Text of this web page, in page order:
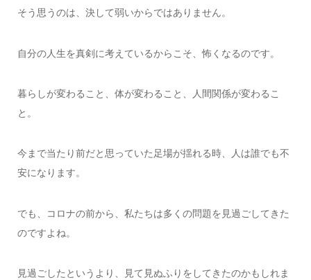
そう思うのは、決して弱いからではありません。
自分の人生を真剣に考えているからこそ、怖くなるのです。
暮らしが変わること、体が変わること、人間関係が変わるこ
と。
今まで当たり前だと思っていた足場が揺れる時、人は誰でも不
安になります。
でも、コロナの前から、私たちは多くの問題を見過ごしてきた
のですよね。
見過ごしたというより、見て見ぬふりをしてきたのかもしれま